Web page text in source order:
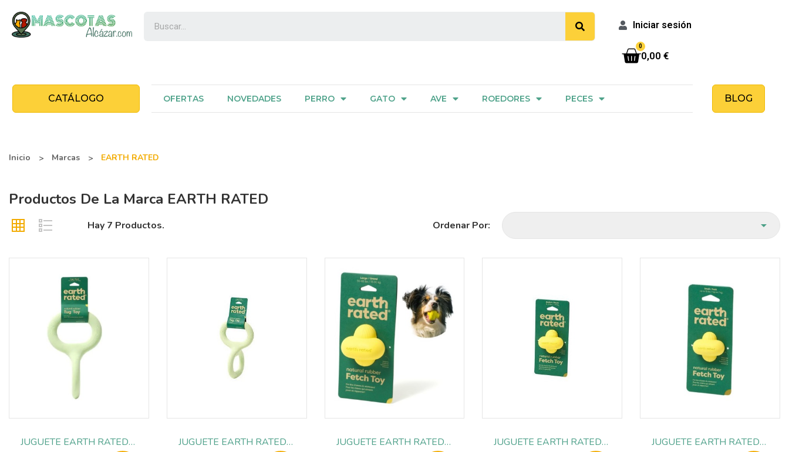
Iniciar sesión
0,00 €
CATÁLOGO OFERTAS NOVEDADES PERRO GATO AVE ROEDORES PECES BLOG
Inicio Marcas EARTH RATED
Productos De La Marca EARTH RATED
Hay 7 Productos. Ordenar Por: 
JUGUETE EARTH RATED TUG T-L JUGUETE EARTH RATED TUG T-S JUGUETE EARTH RATED FETCH T-L JUGUETE EARTH RATED FETCH T-M JUGUETE EARTH RATED FETCH T-S